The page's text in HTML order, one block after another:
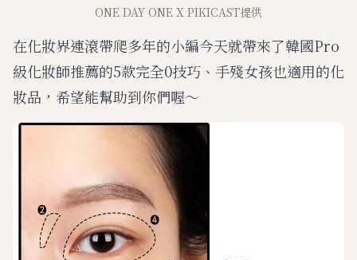
ONE DAY ONE X PIKICAST提供
在化妝界連滾帶爬多年的小編今天就帶來了韓國Pro
級化妝師推薦的5款完全0技巧、手殘女孩也適用的化
妝品，希望能幫助到你們喔～